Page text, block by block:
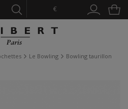
€
Le Bowling
Bowling taurillon